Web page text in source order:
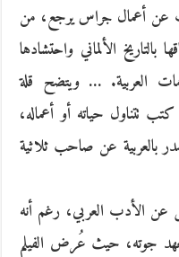
عن أعمال جراس يرجع، من
بالتاريخ الألماني واحتشادها
العربية. … ويتضح قلة
تتناول حياته أو أعماله،
بالعربية عن صاحب ثلاثية
عن الأدب العربي، رغم أنه
بدعوة من معهد جوته، حيث عُرض الفيلم